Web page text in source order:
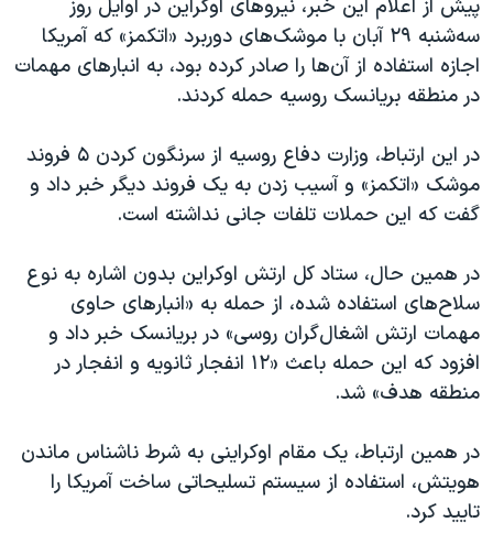
صفحه‌های ویژه
سفر پرزیدنت ترامپ به چین
پیش از اعلام این خبر، نیروهای اوکراین در اوایل روز
سه‌شنبه ۲۹ آبان با موشک‌های دوربرد «اتکمز» که آمریکا
اجازه استفاده از آن‌ها را صادر کرده بود، به انبارهای مهمات
در منطقه بریانسک روسیه حمله کردند.
در این ارتباط، وزارت دفاع روسیه از سرنگون کردن ۵ فروند
موشک «اتکمز» و آسیب زدن به یک فروند دیگر خبر داد و
گفت که این حملات تلفات جانی نداشته است.
در همین حال، ستاد کل ارتش اوکراین بدون اشاره به نوع
سلاح‌های استفاده شده، از حمله به «انبارهای حاوی
مهمات ارتش اشغال‌گران روسی» در بریانسک خبر داد و
افزود که این حمله باعث «۱۲ انفجار ثانویه و انفجار در
منطقه هدف» شد.
در همین ارتباط، یک مقام اوکراینی به شرط ناشناس ماندن
هویتش، استفاده از سیستم تسلیحاتی ساخت آمریکا را
تایید کرد.